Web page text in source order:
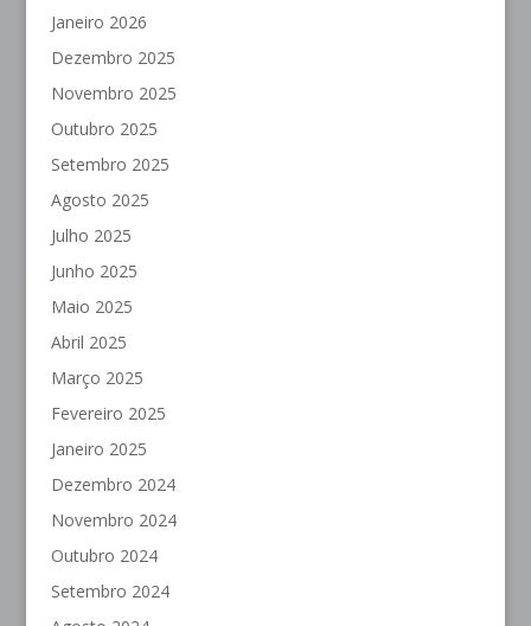
Janeiro 2026
Dezembro 2025
Novembro 2025
Outubro 2025
Setembro 2025
Agosto 2025
Julho 2025
Junho 2025
Maio 2025
Abril 2025
Março 2025
Fevereiro 2025
Janeiro 2025
Dezembro 2024
Novembro 2024
Outubro 2024
Setembro 2024